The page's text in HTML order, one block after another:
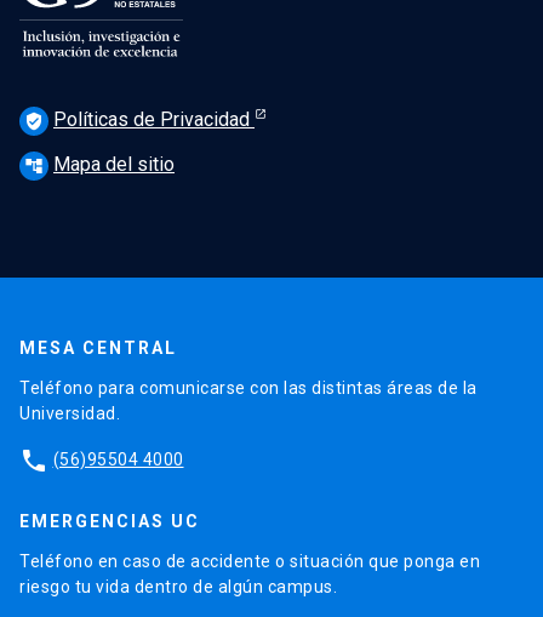
verified_user Políticas de Privacidad
account_tree Mapa del sitio
MESA CENTRAL
Teléfono para comunicarse con las distintas áreas de la
Universidad.
phone (56)95504 4000
EMERGENCIAS UC
Teléfono en caso de accidente o situación que ponga en
riesgo tu vida dentro de algún campus.